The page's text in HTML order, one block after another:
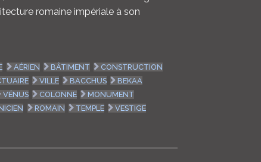
romaine impériale à son
AÉRIEN BÂTIMENT
CONSTRUCTION
VILLE BACCHUS
BEKAA
VÉNUS COLONNE
MONUMENT
ROMAIN TEMPLE
VESTIGE